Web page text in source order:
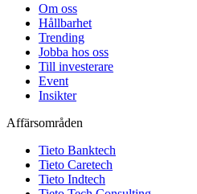
Om oss
Hållbarhet
Trending
Jobba hos oss
Till investerare
Event
Insikter
Affärsområden
Tieto Banktech
Tieto Caretech
Tieto Indtech